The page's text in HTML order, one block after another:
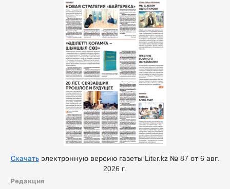
Редакция
Скачатьэлектронную версию газеты Liter.kz № 87 от 6 авг.
2026 г.